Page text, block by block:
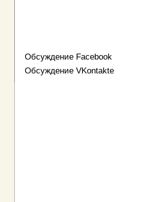
Обсуждение Facebook
Обсуждение VKontakte